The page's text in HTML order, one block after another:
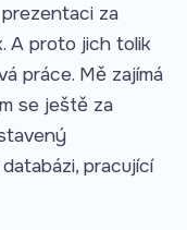
za
A proto jich tolik
práce. Mě zajímá
se ještě za
pracující